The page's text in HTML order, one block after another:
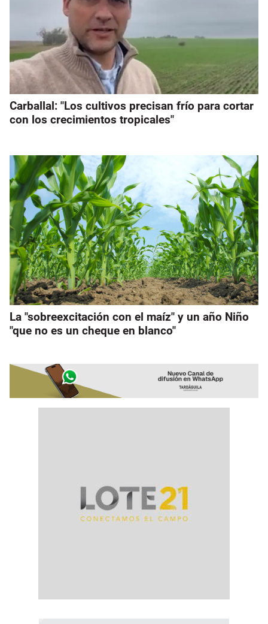
Carballal: "Los cultivos precisan frío para cortar
con los crecimientos tropicales"
La "sobreexcitación con el maíz" y un año Niño
"que no es un cheque en blanco"